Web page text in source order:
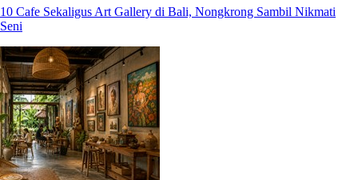
10 Cafe Sekaligus Art Gallery di Bali, Nongkrong Sambil Nikmati
Seni